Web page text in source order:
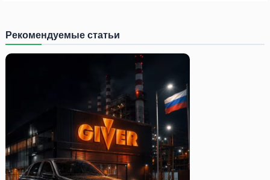
Рекомендуемые статьи